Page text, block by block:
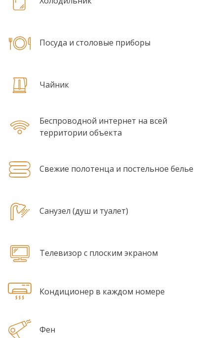
Посуда и столовые приборы
Чайник
Беспроводной интернет на всей
территории объекта
Свежие полотенца и постельное белье
Санузел (душ и туалет)
Телевизор с плоским экраном
Кондиционер в каждом номере
Фен